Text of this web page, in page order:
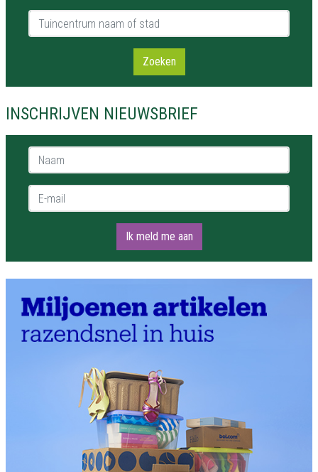
Tuincentrum naam of stad
Zoeken
INSCHRIJVEN NIEUWSBRIEF
Naam *
E-mail *
Ik meld me aan